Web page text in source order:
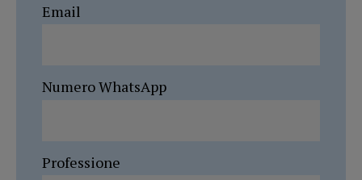
Email
Numero WhatsApp
Professione